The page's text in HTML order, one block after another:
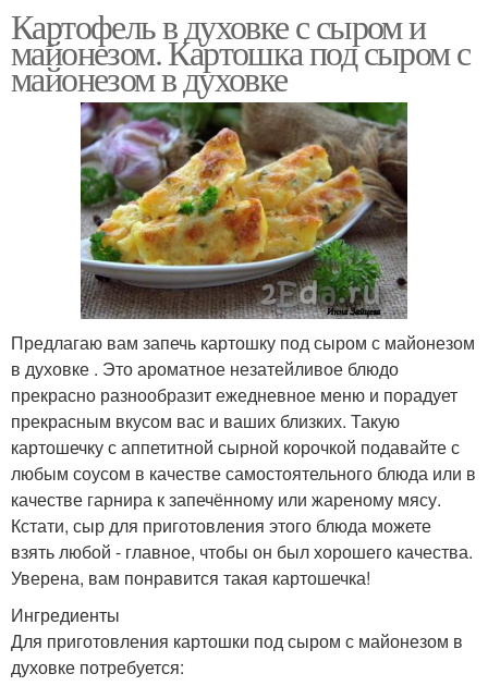
Картофель в духовке с сыром и
майонезом. Картошка под сыром с
майонезом в духовке
Предлагаю вам запечь картошку под сыром с майонезом
в духовке . Это ароматное незатейливое блюдо
прекрасно разнообразит ежедневное меню и порадует
прекрасным вкусом вас и ваших близких. Такую
картошечку с аппетитной сырной корочкой подавайте с
любым соусом в качестве самостоятельного блюда или в
качестве гарнира к запечённому или жареному мясу.
Кстати, сыр для приготовления этого блюда можете
взять любой - главное, чтобы он был хорошего качества.
Уверена, вам понравится такая картошечка!
Ингредиенты
Для приготовления картошки под сыром с майонезом в
духовке потребуется: